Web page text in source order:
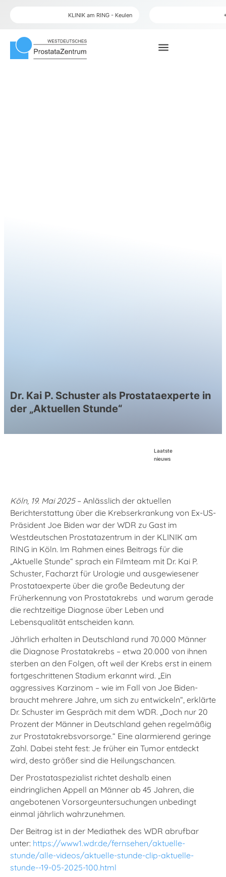
KLINIK am RING - Keulen
menu
Dr. Kai P. Schuster als Prostataexperte in
der „Aktuellen Stunde“
Laatste
nieuws
Köln, 19. Mai 2025– Anlässlich der aktuellen
Berichterstattung über die Krebserkrankung von Ex-US-
Präsident Joe Biden war der WDR zu Gast im
Westdeutschen Prostatazentrum in der KLINIK am
RING in Köln. Im Rahmen eines Beitrags für die
„Aktuelle Stunde“ sprach ein Filmteam mit Dr. Kai P.
Schuster, Facharzt für Urologie und ausgewiesener
Prostataexperte über die große Bedeutung der
Früherkennung von Prostatakrebs und warum gerade
die rechtzeitige Diagnose über Leben und
Lebensqualität entscheiden kann.
Jährlich erhalten in Deutschland rund 70.000 Männer
die Diagnose Prostatakrebs – etwa 20.000 von ihnen
sterben an den Folgen, oft weil der Krebs erst in einem
fortgeschrittenen Stadium erkannt wird. „Ein
aggressives Karzinom – wie im Fall von Joe Biden-
braucht mehrere Jahre, um sich zu entwickeln“, erklärte
Dr. Schuster im Gespräch mit dem WDR. „Doch nur 20
Prozent der Männer in Deutschland gehen regelmäßig
zur Prostatakrebsvorsorge.“ Eine alarmierend geringe
Zahl. Dabei steht fest: Je früher ein Tumor entdeckt
wird, desto größer sind die Heilungschancen.
Der Prostataspezialist richtet deshalb einen
eindringlichen Appell an Männer ab 45 Jahren, die
angebotenen Vorsorgeuntersuchungen unbedingt
einmal jährlich wahrzunehmen.
Der Beitrag ist in der Mediathek des WDR abrufbar
unter: https://www1.wdr.de/fernsehen/aktuelle-
stunde/alle-videos/aktuelle-stunde-clip-aktuelle-
stunde--19-05-2025-100.html